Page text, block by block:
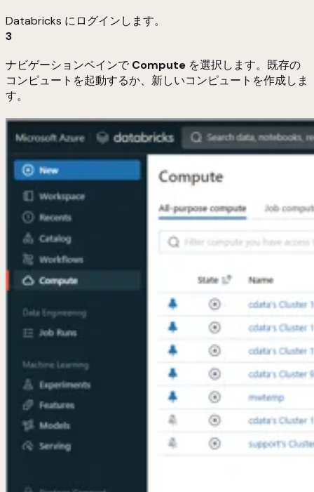
Databricks にログインします。
3
ナビゲーションペインで Compute を選択します。既存の
コンピュートを起動するか、新しいコンピュートを作成しま
す。